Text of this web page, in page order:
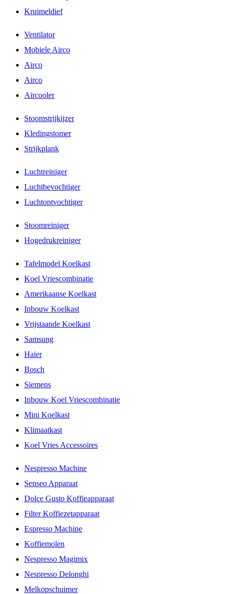
Kruimeldief
Ventilator
Mobiele Airco
Airco
Airco
Aircooler
Stoomstrijkijzer
Kledingstomer
Strijkplank
Luchtreiniger
Luchtbevochtiger
Luchtontvochtiger
Stoomreiniger
Hogedrukreiniger
Tafelmodel Koelkast
Koel Vriescombinatie
Amerikaanse Koelkast
Inbouw Koelkast
Vrijstaande Koelkast
Samsung
Haier
Bosch
Siemens
Inbouw Koel Vriescombinatie
Mini Koelkast
Klimaatkast
Koel Vries Accessoires
Nespresso Machine
Senseo Apparaat
Dolce Gusto Koffieapparaat
Filter Koffiezetapparaat
Espresso Machine
Koffiemolen
Nespresso Magimix
Nespresso Delonghi
Melkopschuimer